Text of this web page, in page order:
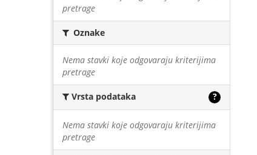
pretrage
Oznake
Nema stavki koje odgovaraju kriterijima
pretrage
Vrsta podataka ?
Nema stavki koje odgovaraju kriterijima
pretrage